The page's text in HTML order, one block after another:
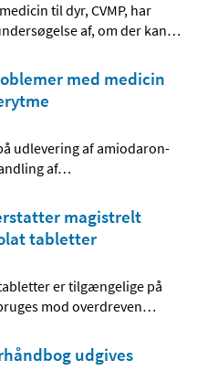
til dyr, CVMP, har
af, om der kan…
med medicin
udlevering af amiodaron-
af…
magistrelt
tabletter
er tilgængelige på
mod overdreven…
udgives